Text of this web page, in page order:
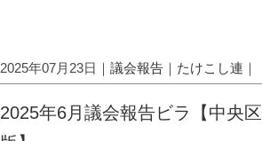
2025年07月23日｜ 議会報告 ｜ たけこし連 ｜
2025年6月議会報告ビラ【中央区